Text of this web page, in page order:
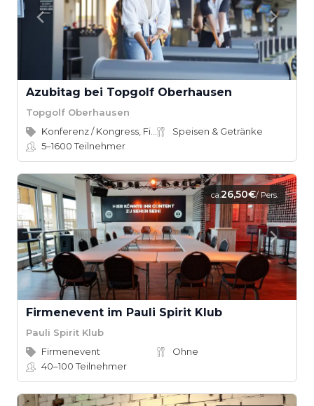
Azubitag bei Topgolf Oberhausen
Topgolf Oberhausen
Speisen & Getränke
5–1600Teilnehmer
ca.26,50€/ Pers.
Firmenevent im Pauli Spirit Klub
Pauli Spirit Klub
Firmenevent
Ohne
40–100Teilnehmer